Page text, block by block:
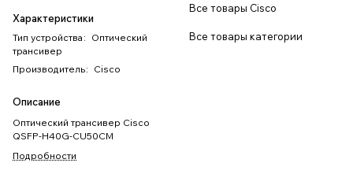
Характеристики
Тип устройства : Оптический
трансивер
Производитель: Cisco
Описание
Оптический трансивер Cisco
QSFP-H40G-CU50CM
Подробности
Все товары Cisco
Все товары категории